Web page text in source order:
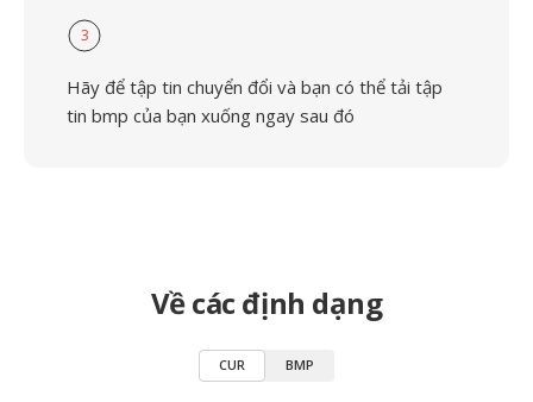
3
Hãy để tập tin chuyển đổi và bạn có thể tải tập
tin bmp của bạn xuống ngay sau đó
Về các định dạng
CUR BMP